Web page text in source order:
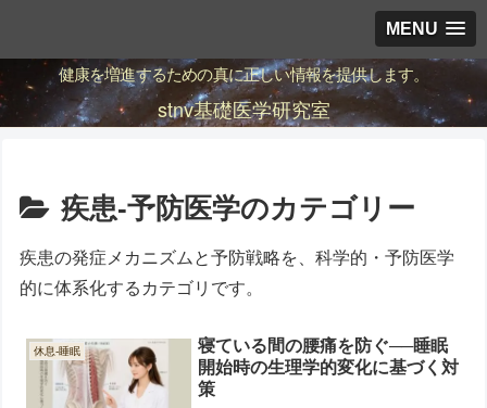
MENU
健康を増進するための真に正しい情報を提供します。
stnv基礎医学研究室
疾患-予防医学のカテゴリー
疾患の発症メカニズムと予防戦略を、科学的・予防医学
的に体系化するカテゴリです。
休息-睡眠
寝ている間の腰痛を防ぐ──睡眠
開始時の生理学的変化に基づく対
策